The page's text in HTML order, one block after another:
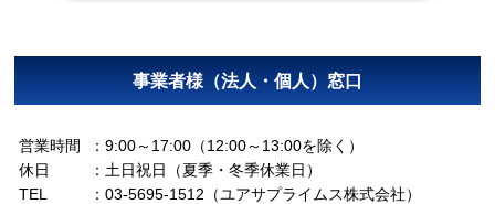
事業者様（法人・個人）窓口
営業時間
9:00～17:00（12:00～13:00を除く）
休日
土日祝日（夏季・冬季休業日）
TEL
03-5695-1512（ユアサプライムス株式会社）